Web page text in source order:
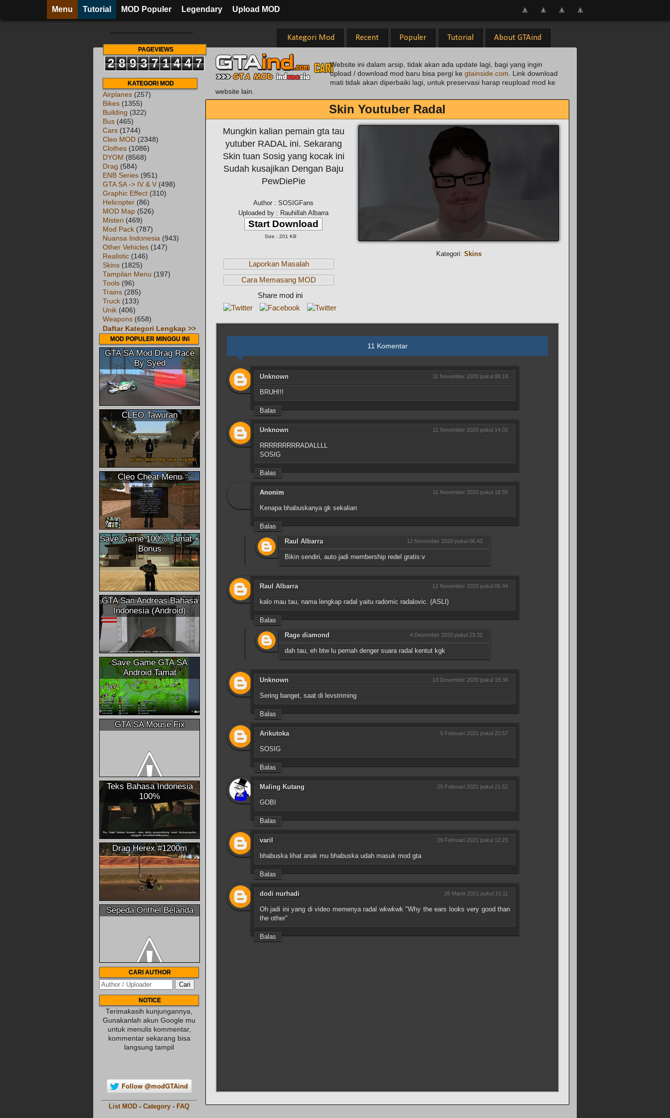
Menu Tutorial MOD Populer Legendary Upload MOD
Kategori Mod Recent Populer Tutorial About GTAind
Website ini dalam arsip, tidak akan ada update lagi, bagi yang ingin
upload / download mod baru bisa pergi ke gtainside.com . Link download
mati tidak akan diperbaiki lagi, untuk preservasi harap reupload mod ke
website lain.
Skin Youtuber Radal
Mungkin kalian pemain gta tau
yutuber RADAL ini. Sekarang
Skin tuan Sosig yang kocak ini
Sudah kusajikan Dengan Baju
PewDiePie
Author : SOSIGFans
Uploaded by : Rauhillah Albarra
Start Download
Size : 201 KB
Laporkan Masalah
Cara Memasang MOD
Share mod ini
Kategori: Skins
11 Komentar
Unknown 11 November 2020 pukul 08.18
BRUH!!!
Balas
Unknown 11 November 2020 pukul 14.02
RRRRRRRRRADALLLL
SOSIG
Balas
Anonim 11 November 2020 pukul 18.55
Kenapa bhabuskanya gk sekalian
Balas
Raul Albarra
12 November 2020 pukul 06.43
Bikin sendiri, auto jadi membership redel gratis:v
Raul Albarra 12 November 2020 pukul 06.44
kalo mau tau, nama lengkap radal yaitu radomic radalovic. (ASLI)
Balas
Rage diamond
4 Desember 2020 pukul 23.32
dah tau, eh btw lu pernah denger suara radal kentut kgk
Unknown 13 Desember 2020 pukul 19.36
Sering banget, saat di levstriming
Balas
Arikutoka 5 Februari 2021 pukul 20.57
SOSIG
Balas
Maling Kutang 25 Februari 2021 pukul 21.52
GOBI
Balas
varil 26 Februari 2021 pukul 12.23
bhabuska lihat anak mu bhabuska udah masuk mod gta
Balas
dodi nurhadi 26 Maret 2021 pukul 10.11
Oh jadi ini yang di video memenya radal wkwkwk "Why the ears looks very good than
the other"
Balas
PAGEVIEWS
2 8 9 3 7 1 4 4 8
KATEGORI MOD
Airplanes (257)
Bikes (1355)
Building (322)
Bus (465)
Cars (1744)
Cleo MOD (2348)
Clothes (1086)
DYOM (8568)
Drag (584)
ENB Series (951)
GTA SA -> IV & V (498)
Graphic Effect (310)
Helicopter (86)
MOD Map (526)
Misteri (469)
Mod Pack (787)
Nuansa Indonesia (943)
Other Vehicles (147)
Realistic (146)
Skins (1825)
Tampilan Menu (197)
Tools (96)
Trains (285)
Truck (133)
Unik (406)
Weapons (658)
Daftar Kategori Lengkap >>
MOD POPULER MINGGU INI
GTA SA Mod Drag Race
By Syed
CLEO Tawuran
Cleo Cheat Menu
Save Game 100% Tamat +
Bonus
GTA San Andreas Bahasa
Indonesia (Android)
Save Game GTA SA
Android Tamat
GTA SA Mouse Fix
Teks Bahasa Indonesia
100%
Drag Herex #1200m
Sepeda Onthel Belanda
CARI AUTHOR
NOTICE
Terimakasih kunjungannya,
Gunakanlah akun Google mu
untuk menulis kommentar,
kommentar sekarang bisa
langsung tampil
Follow @modGTAind
List MOD - Category - FAQ